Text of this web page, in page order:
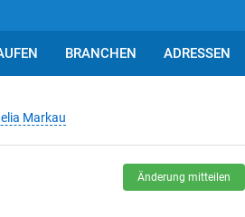
BRANCHEN ADRESSEN
Markau
Änderung mitteilen